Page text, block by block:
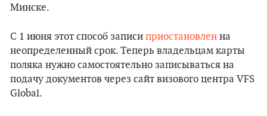
Минске.
С 1 июня этот способ записи приостановлен на
неопределенный срок. Теперь владельцам карты
поляка нужно самостоятельно записываться на
подачу документов через сайт визового центра VFS
Global.